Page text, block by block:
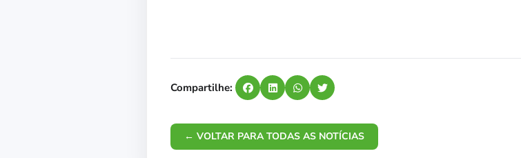
Compartilhe:
← VOLTAR PARA TODAS AS NOTÍCIAS